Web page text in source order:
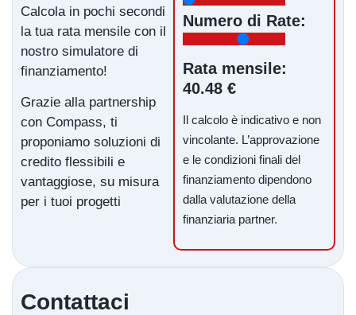
Calcola in pochi secondi
la tua rata mensile con il
nostro simulatore di
finanziamento!
Grazie alla partnership
con Compass, ti
proponiamo soluzioni di
credito flessibili e
vantaggiose, su misura
per i tuoi progetti
Numero di Rate:
Rata mensile:
40.48 €
Il calcolo è indicativo e non
vincolante. L’approvazione
e le condizioni finali del
finanziamento dipendono
dalla valutazione della
finanziaria partner.
Contattaci